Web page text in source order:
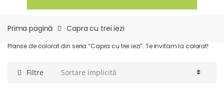
Prima pagină Capra cu trei iezi
Planse de colorat din seria “Capra cu trei iezi”. Te invitam la colorat!
Filtre